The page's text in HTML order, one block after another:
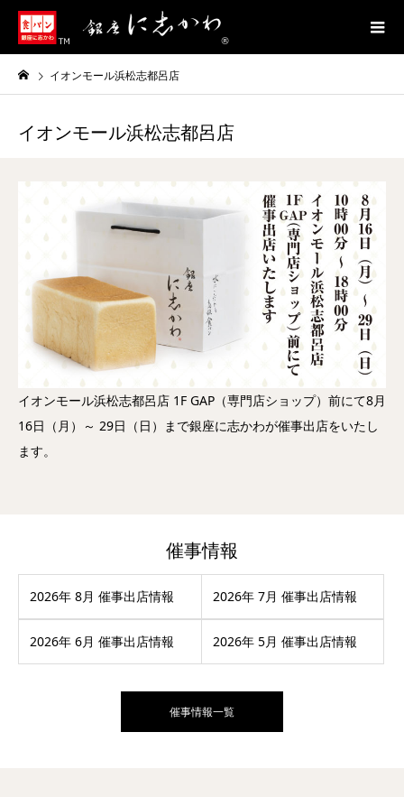
イオンモール浜松志都呂店
イオンモール浜松志都呂店
イオンモール浜松志都呂店 1F GAP（専門店ショップ）前にて8月
16日（月）～ 29日（日）まで銀座に志かわが催事出店をいたし
ます。
催事情報
2026年 8月 催事出店情報 2026年 7月 催事出店情報
2026年 6月 催事出店情報 2026年 5月 催事出店情報
催事情報一覧